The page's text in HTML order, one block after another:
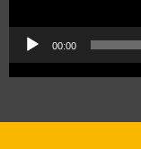
00:00